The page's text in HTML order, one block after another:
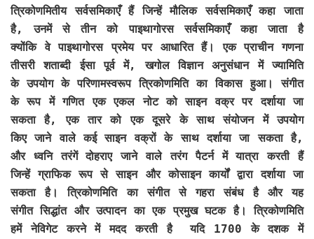
त्रिकोणमितीय सर्वसमिकाएँ हैं जिन्हें मौलिक सर्वसमिकाएँ कहा जाता
है, उनमें से तीन को पाइथागोरस सर्वसमिकाएँ कहा जाता है
क्योंकि वे पाइथागोरस प्रमेय पर आधारित हैं। एक प्राचीन गणना
तीसरी शताब्दी ईसा पूर्व में, खगोल विज्ञान अनुसंधान में ज्यामिति
के उपयोग के परिणामस्वरूप त्रिकोणमिति का विकास हुआ। संगीत
के रूप में गणित एक एकल नोट को साइन वक्र पर दर्शाया जा
सकता है, एक तार को एक दूसरे के साथ संयोजन में उपयोग
किए जाने वाले कई साइन वक्रों के साथ दर्शाया जा सकता है,
और ध्वनि तरंगें दोहराए जाने वाले तरंग पैटर्न में यात्रा करती हैं
जिन्हें ग्राफिक रूप से साइन और कोसाइन कार्यों द्वारा दर्शाया जा
सकता है। त्रिकोणमिति का संगीत से गहरा संबंध है और यह
संगीत सिद्धांत और उत्पादन का एक प्रमुख घटक है। त्रिकोणमिति
हमें नेविगेट करने में मदद करती है यदि 1700 के दशक में